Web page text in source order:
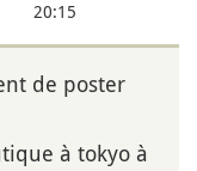
20:15
de poster
à tokyo à